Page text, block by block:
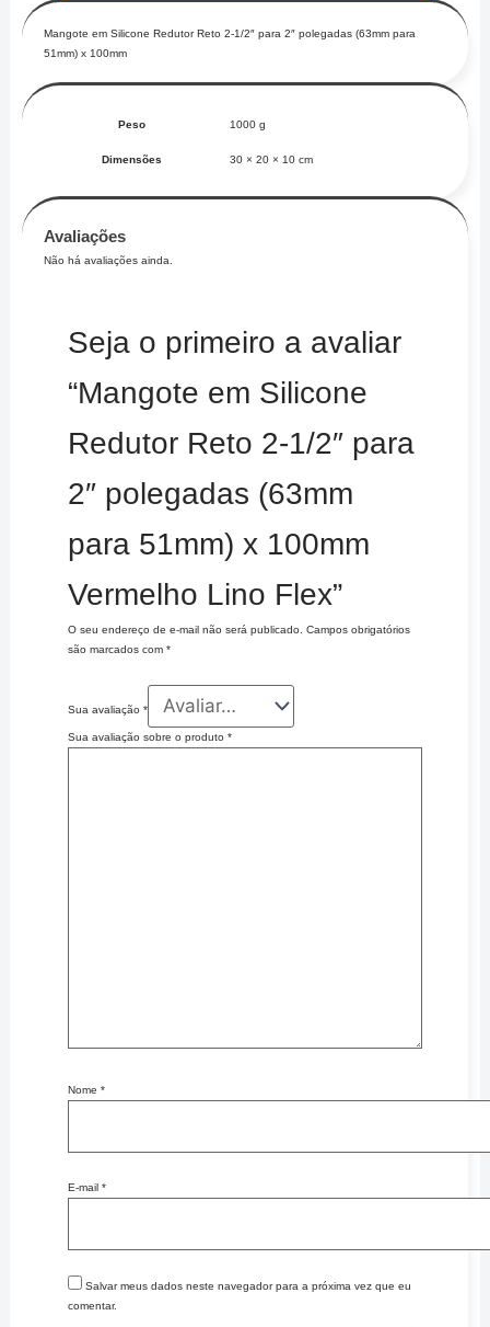
quantidade
Mangote em Silicone Redutor Reto 2-1/2″ para 2″ polegadas (63mm para
51mm) x 100mm
Peso 1000 g
Dimensões 30 × 20 × 10 cm
Avaliações
Não há avaliações ainda.
Seja o primeiro a avaliar
“Mangote em Silicone
Redutor Reto 2-1/2″ para
2″ polegadas (63mm
para 51mm) x 100mm
Vermelho Lino Flex”
O seu endereço de e-mail não será publicado.
Campos obrigatórios
são marcados com *
Sua avaliação *
Sua avaliação sobre o produto *
Nome *
E-mail *
Salvar meus dados neste navegador para a próxima vez que eu
comentar.